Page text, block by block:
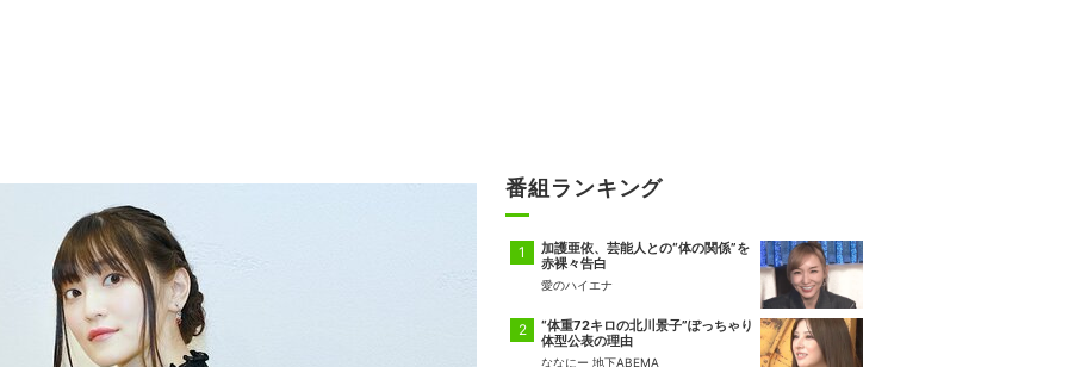
番組ランキング
加護亜依、芸能人との“体の関係”を
赤裸々告白
愛のハイエナ
“体重72キロの北川景子”ぽっちゃり
体型公表の理由
ななにー 地下ABEMA